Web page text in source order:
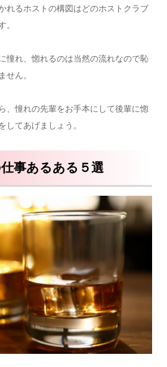
れるホストの構図はどのホストクラブ
憧れ、惚れるのは当然の流れなので恥
ん。
、憧れの先輩をお手本にして後輩に惚
してあげましょう。
事あるある５選